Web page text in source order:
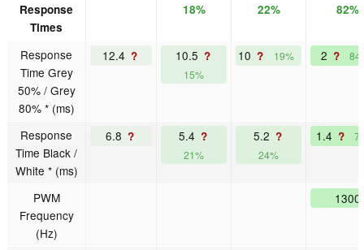
Response
Times
18% 22% 82%
Response
Time Grey
50% / Grey
80% * (ms)
12.4 ? 10.5 ?
15%
10 ? 19% 2 ?
Response
Time Black /
White * (ms)
6.8 ? 5.4 ?
21%
5.2 ?
24%
1.4 ?
PWM
Frequency
(Hz)
1300